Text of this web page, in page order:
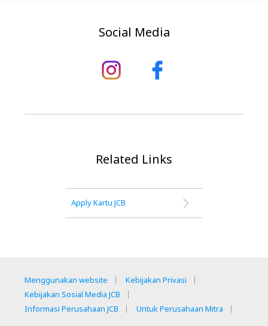
Social Media
Related Links
Apply Kartu JCB
Menggunakan website
Kebijakan Privasi
Kebijakan Sosial Media JCB
Informasi Perusahaan JCB
Untuk Perusahaan Mitra